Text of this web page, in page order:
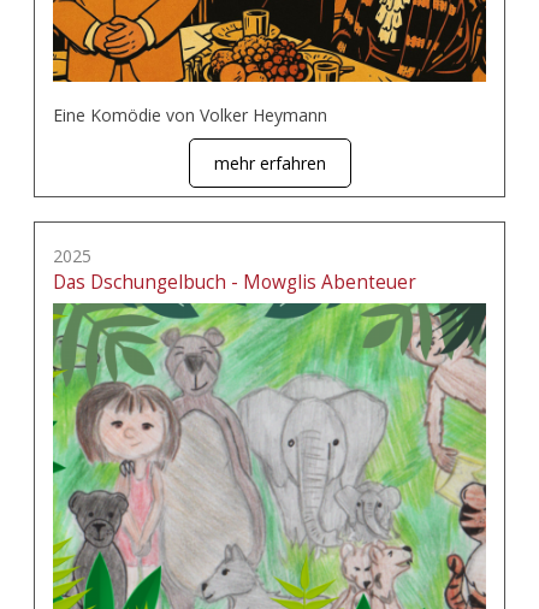
Eine Komödie von Volker Heymann
mehr erfahren
2025
Das Dschungelbuch - Mowglis Abenteuer